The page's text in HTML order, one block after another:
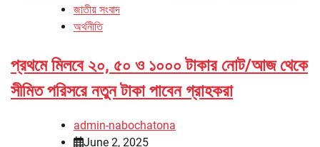
জাতীয় সংবাদ
অর্থনীতি
প্রথমে মিলবে ২০, ৫০ ও ১০০০ টাকার নোট/আজ থেকে
সীমিত পরিসরে নতুন টাকা পাবেন গ্রাহকরা
admin-nabochatona
June 2, 2025